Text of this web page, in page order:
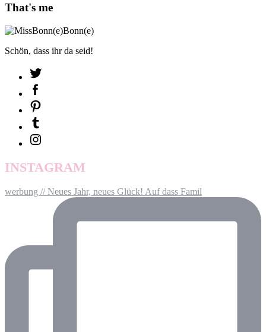
That's me
Schön, dass ihr da seid!
INSTAGRAM
werbung // Neues Jahr, neues Glück! Auf dass Famil